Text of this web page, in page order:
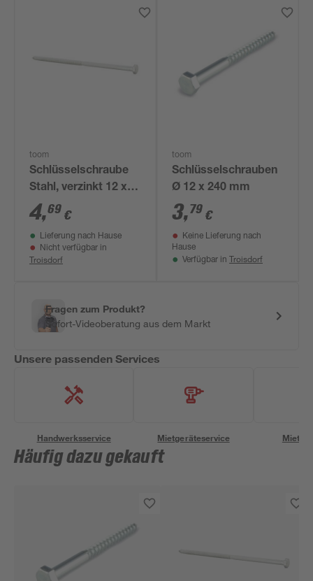
toom
Schlüsselschraube
Stahl, verzinkt 12 x
300 mm
4,69 €
Lieferung nach Hause
Nicht verfügbar in
Troisdorf
toom
Schlüsselschrauben
Ø 12 x 240 mm
3,79 €
Keine Lieferung nach
Hause
Verfügbar in Troisdorf
Fragen zum Produkt?
Sofort-Videoberatung aus dem Markt
Unsere passenden Services
Handwerksservice Mietgeräteservice
Häufig dazu gekauft